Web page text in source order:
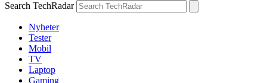
Search TechRadar
Nyheter
Tester
Mobil
TV
Laptop
Gaming